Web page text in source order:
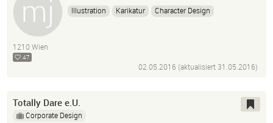
Illustration Karikatur Character Design
1210 Wien
47
02.05.2016 (aktualisiert 31.05.2016)
Totally Dare e.U.
Corporate Design